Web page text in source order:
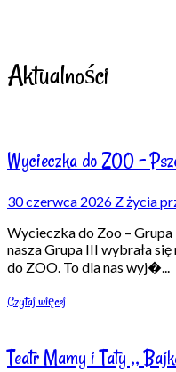
Aktualności
Wycieczka do ZOO –
30 czerwca 2026 Z życia
Wycieczka do Zoo –
nasza Grupa III wybrała
do ZOO. To dla nas wyj�
Czytaj więcej
Teatr Mamy i Taty ,,